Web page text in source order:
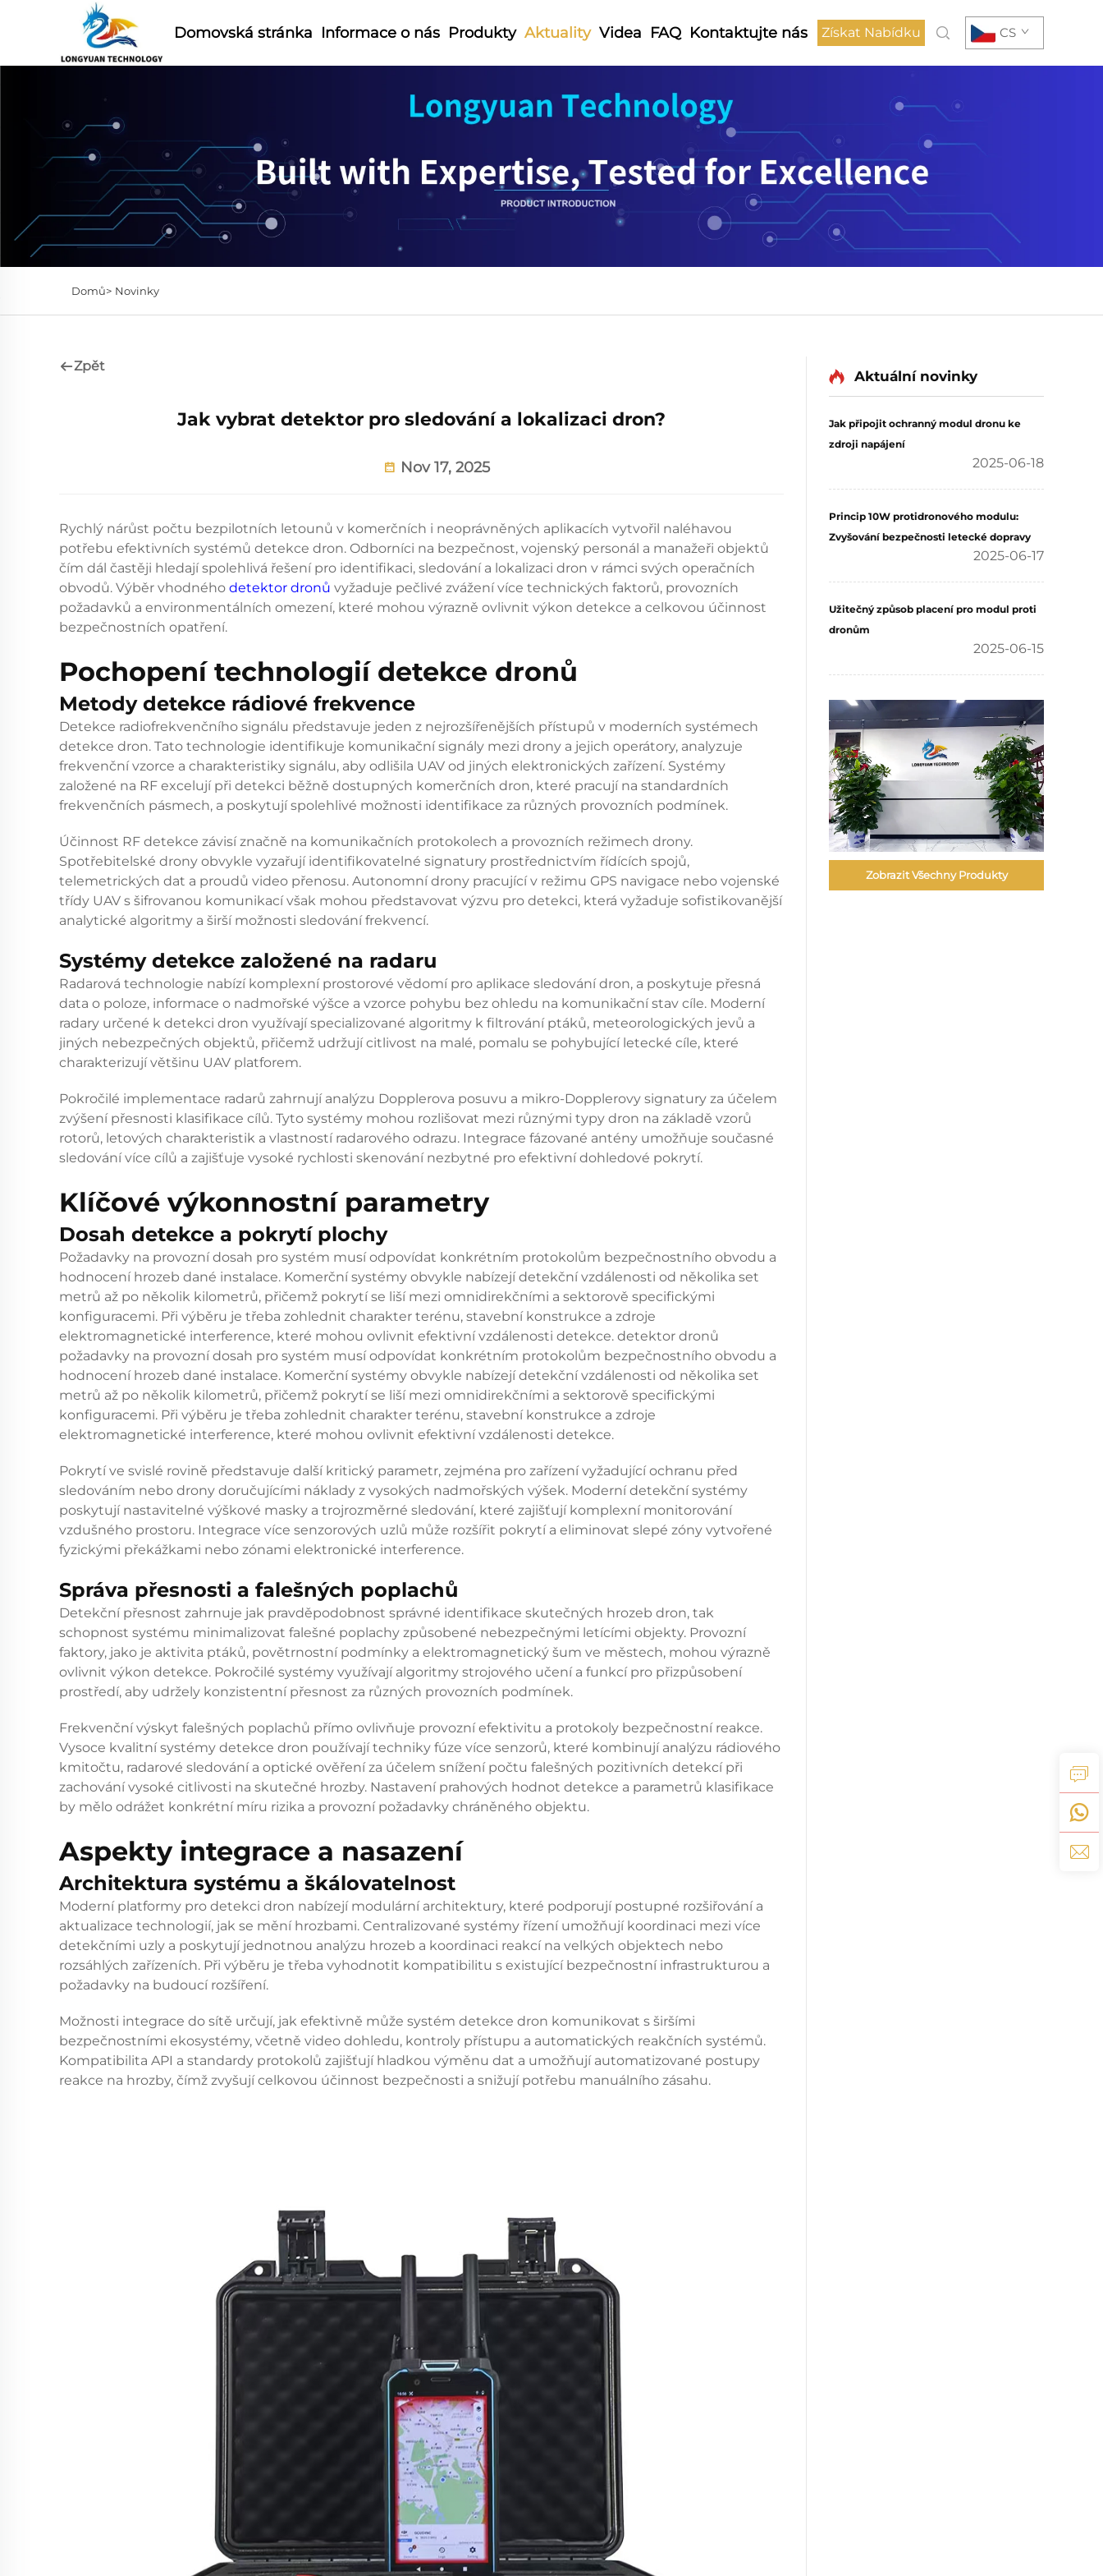
Domovská stránka Informace o nás Produkty Aktuality Videa FAQ Kontaktujte nás Získat Nabídku CS
Domů> Novinky
Zpět
Jak vybrat detektor pro sledování a lokalizaci dron?
Nov 17, 2025
Rychlý nárůst počtu bezpilotních letounů v komerčních i neoprávněných aplikacích vytvořil naléhavou
potřebu efektivních systémů detekce dron. Odborníci na bezpečnost, vojenský personál a manažeři objektů
čím dál častěji hledají spolehlivá řešení pro identifikaci, sledování a lokalizaci dron v rámci svých operačních
obvodů. Výběr vhodného detektor dronů vyžaduje pečlivé zvážení více technických faktorů, provozních
požadavků a environmentálních omezení, které mohou výrazně ovlivnit výkon detekce a celkovou účinnost
bezpečnostních opatření.
Pochopení technologií detekce dronů
Metody detekce rádiové frekvence
Detekce radiofrekvenčního signálu představuje jeden z nejrozšířenějších přístupů v moderních systémech
detekce dron. Tato technologie identifikuje komunikační signály mezi drony a jejich operátory, analyzuje
frekvenční vzorce a charakteristiky signálu, aby odlišila UAV od jiných elektronických zařízení. Systémy
založené na RF excelují při detekci běžně dostupných komerčních dron, které pracují na standardních
frekvenčních pásmech, a poskytují spolehlivé možnosti identifikace za různých provozních podmínek.
Účinnost RF detekce závisí značně na komunikačních protokolech a provozních režimech drony.
Spotřebitelské drony obvykle vyzařují identifikovatelné signatury prostřednictvím řídících spojů,
telemetrických dat a proudů video přenosu. Autonomní drony pracující v režimu GPS navigace nebo vojenské
třídy UAV s šifrovanou komunikací však mohou představovat výzvu pro detekci, která vyžaduje sofistikovanější
analytické algoritmy a širší možnosti sledování frekvencí.
Systémy detekce založené na radaru
Radarová technologie nabízí komplexní prostorové vědomí pro aplikace sledování dron, a poskytuje přesná
data o poloze, informace o nadmořské výšce a vzorce pohybu bez ohledu na komunikační stav cíle. Moderní
radary určené k detekci dron využívají specializované algoritmy k filtrování ptáků, meteorologických jevů a
jiných nebezpečných objektů, přičemž udržují citlivost na malé, pomalu se pohybující letecké cíle, které
charakterizují většinu UAV platforem.
Pokročilé implementace radarů zahrnují analýzu Dopplerova posuvu a mikro-Dopplerovy signatury za účelem
zvýšení přesnosti klasifikace cílů. Tyto systémy mohou rozlišovat mezi různými typy dron na základě vzorů
rotorů, letových charakteristik a vlastností radarového odrazu. Integrace fázované antény umožňuje současné
sledování více cílů a zajišťuje vysoké rychlosti skenování nezbytné pro efektivní dohledové pokrytí.
Klíčové výkonnostní parametry
Dosah detekce a pokrytí plochy
Požadavky na provozní dosah pro systém musí odpovídat konkrétním protokolům bezpečnostního obvodu a
hodnocení hrozeb dané instalace. Komerční systémy obvykle nabízejí detekční vzdálenosti od několika set
metrů až po několik kilometrů, přičemž pokrytí se liší mezi omnidirekčními a sektorově specifickými
konfiguracemi. Při výběru je třeba zohlednit charakter terénu, stavební konstrukce a zdroje
elektromagnetické interference, které mohou ovlivnit efektivní vzdálenosti detekce. detektor dronů
požadavky na provozní dosah pro systém musí odpovídat konkrétním protokolům bezpečnostního obvodu a
hodnocení hrozeb dané instalace. Komerční systémy obvykle nabízejí detekční vzdálenosti od několika set
metrů až po několik kilometrů, přičemž pokrytí se liší mezi omnidirekčními a sektorově specifickými
konfiguracemi. Při výběru je třeba zohlednit charakter terénu, stavební konstrukce a zdroje
elektromagnetické interference, které mohou ovlivnit efektivní vzdálenosti detekce.
Pokrytí ve svislé rovině představuje další kritický parametr, zejména pro zařízení vyžadující ochranu před
sledováním nebo drony doručujícími náklady z vysokých nadmořských výšek. Moderní detekční systémy
poskytují nastavitelné výškové masky a trojrozměrné sledování, které zajišťují komplexní monitorování
vzdušného prostoru. Integrace více senzorových uzlů může rozšířit pokrytí a eliminovat slepé zóny vytvořené
fyzickými překážkami nebo zónami elektronické interference.
Správa přesnosti a falešných poplachů
Detekční přesnost zahrnuje jak pravděpodobnost správné identifikace skutečných hrozeb dron, tak
schopnost systému minimalizovat falešné poplachy způsobené nebezpečnými letícími objekty. Provozní
faktory, jako je aktivita ptáků, povětrnostní podmínky a elektromagnetický šum ve městech, mohou výrazně
ovlivnit výkon detekce. Pokročilé systémy využívají algoritmy strojového učení a funkcí pro přizpůsobení
prostředí, aby udržely konzistentní přesnost za různých provozních podmínek.
Frekvenční výskyt falešných poplachů přímo ovlivňuje provozní efektivitu a protokoly bezpečnostní reakce.
Vysoce kvalitní systémy detekce dron používají techniky fúze více senzorů, které kombinují analýzu rádiového
kmitočtu, radarové sledování a optické ověření za účelem snížení počtu falešných pozitivních detekcí při
zachování vysoké citlivosti na skutečné hrozby. Nastavení prahových hodnot detekce a parametrů klasifikace
by mělo odrážet konkrétní míru rizika a provozní požadavky chráněného objektu.
Aspekty integrace a nasazení
Architektura systému a škálovatelnost
Moderní platformy pro detekci dron nabízejí modulární architektury, které podporují postupné rozšiřování a
aktualizace technologií, jak se mění hrozbami. Centralizované systémy řízení umožňují koordinaci mezi více
detekčními uzly a poskytují jednotnou analýzu hrozeb a koordinaci reakcí na velkých objektech nebo
rozsáhlých zařízeních. Při výběru je třeba vyhodnotit kompatibilitu s existující bezpečnostní infrastrukturou a
požadavky na budoucí rozšíření.
Možnosti integrace do sítě určují, jak efektivně může systém detekce dron komunikovat s širšími
bezpečnostními ekosystémy, včetně video dohledu, kontroly přístupu a automatických reakčních systémů.
Kompatibilita API a standardy protokolů zajišťují hladkou výměnu dat a umožňují automatizované postupy
reakce na hrozby, čímž zvyšují celkovou účinnost bezpečnosti a snižují potřebu manuálního zásahu.
Aktuální novinky
Jak připojit ochranný modul dronu ke
zdroji napájení
2025-06-18
Princip 10W protidronového modulu:
Zvyšování bezpečnosti letecké dopravy
2025-06-17
Užitečný způsob placení pro modul proti
dronům
2025-06-15
Zobrazit Všechny Produkty